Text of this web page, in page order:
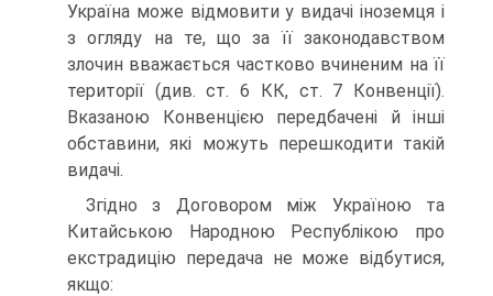
Україна може відмовити у видачі іноземця і
з огляду на те, що за її законодавством
злочин вважається частково вчиненим на її
території (див. ст. 6 КК, ст. 7 Конвенції).
Вказаною Конвенцією передбачені й інші
обставини, які можуть перешкодити такій
видачі.
Згідно з Договором між Україною та
Китайською Народною Республікою про
екстрадицію передача не може відбутися,
якщо: